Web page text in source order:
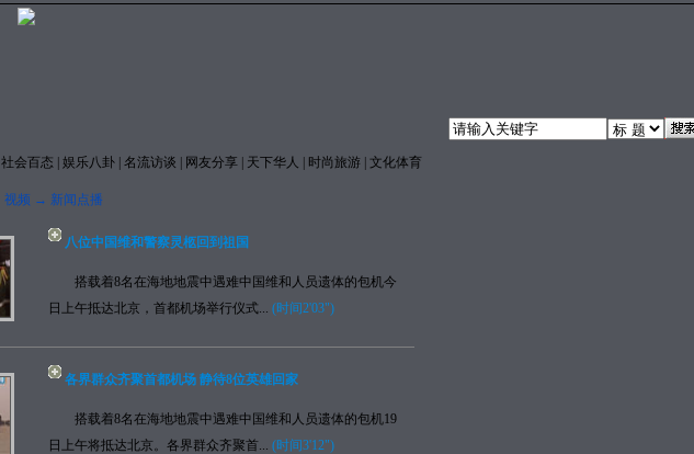
社会百态 娱乐八卦 名流访谈 网友分享 天下华人 时尚旅游 文化体育
视频 → 新闻点播
八位中国维和警察灵柩回到祖国
搭载着8名在海地地震中遇难中国维和人员遗体的包机今
日上午抵达北京，首都机场举行仪式... (时间2'03")
各界群众齐聚首都机场 静待8位英雄回家
搭载着8名在海地地震中遇难中国维和人员遗体的包机19
日上午将抵达北京。各界群众齐聚首... (时间3'12")